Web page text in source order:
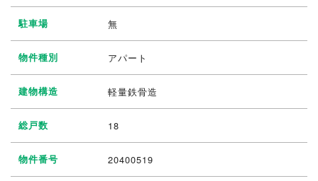
駐車場 無
物件種別 アパート
建物構造 軽量鉄骨造
総戸数 18
物件番号 20400519